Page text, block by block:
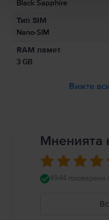
Информация относно
свързани с продукта.
Black Sapphire
Тип SIM
Nano-SIM
RAM памет
3 GB
Вижте
Мненията
4944 проверени